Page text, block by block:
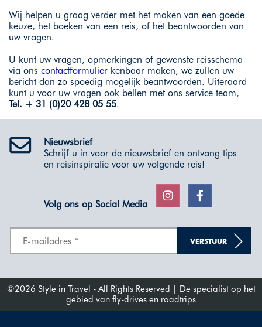
Wij helpen u graag verder met het maken van een goede
keuze, het boeken van een reis, of het beantwoorden van
uw vragen.
U kunt uw vragen, opmerkingen of gewenste reisschema
via ons contactformulier kenbaar maken, we zullen uw
bericht dan zo spoedig mogelijk beantwoorden. Uiteraard
kunt u voor uw vragen ook bellen met ons service team,
Tel. + 31 (0)20 428 05 55.
Nieuwsbrief
Schrijf u in voor de nieuwsbrief en ontvang tips
en reisinspiratie voor uw volgende reis!
Volg ons op Social Media
VERSTUUR
©2026 Style in Travel - All Rights Reserved | De specialist op het
gebied van fly-drives en roadtrips